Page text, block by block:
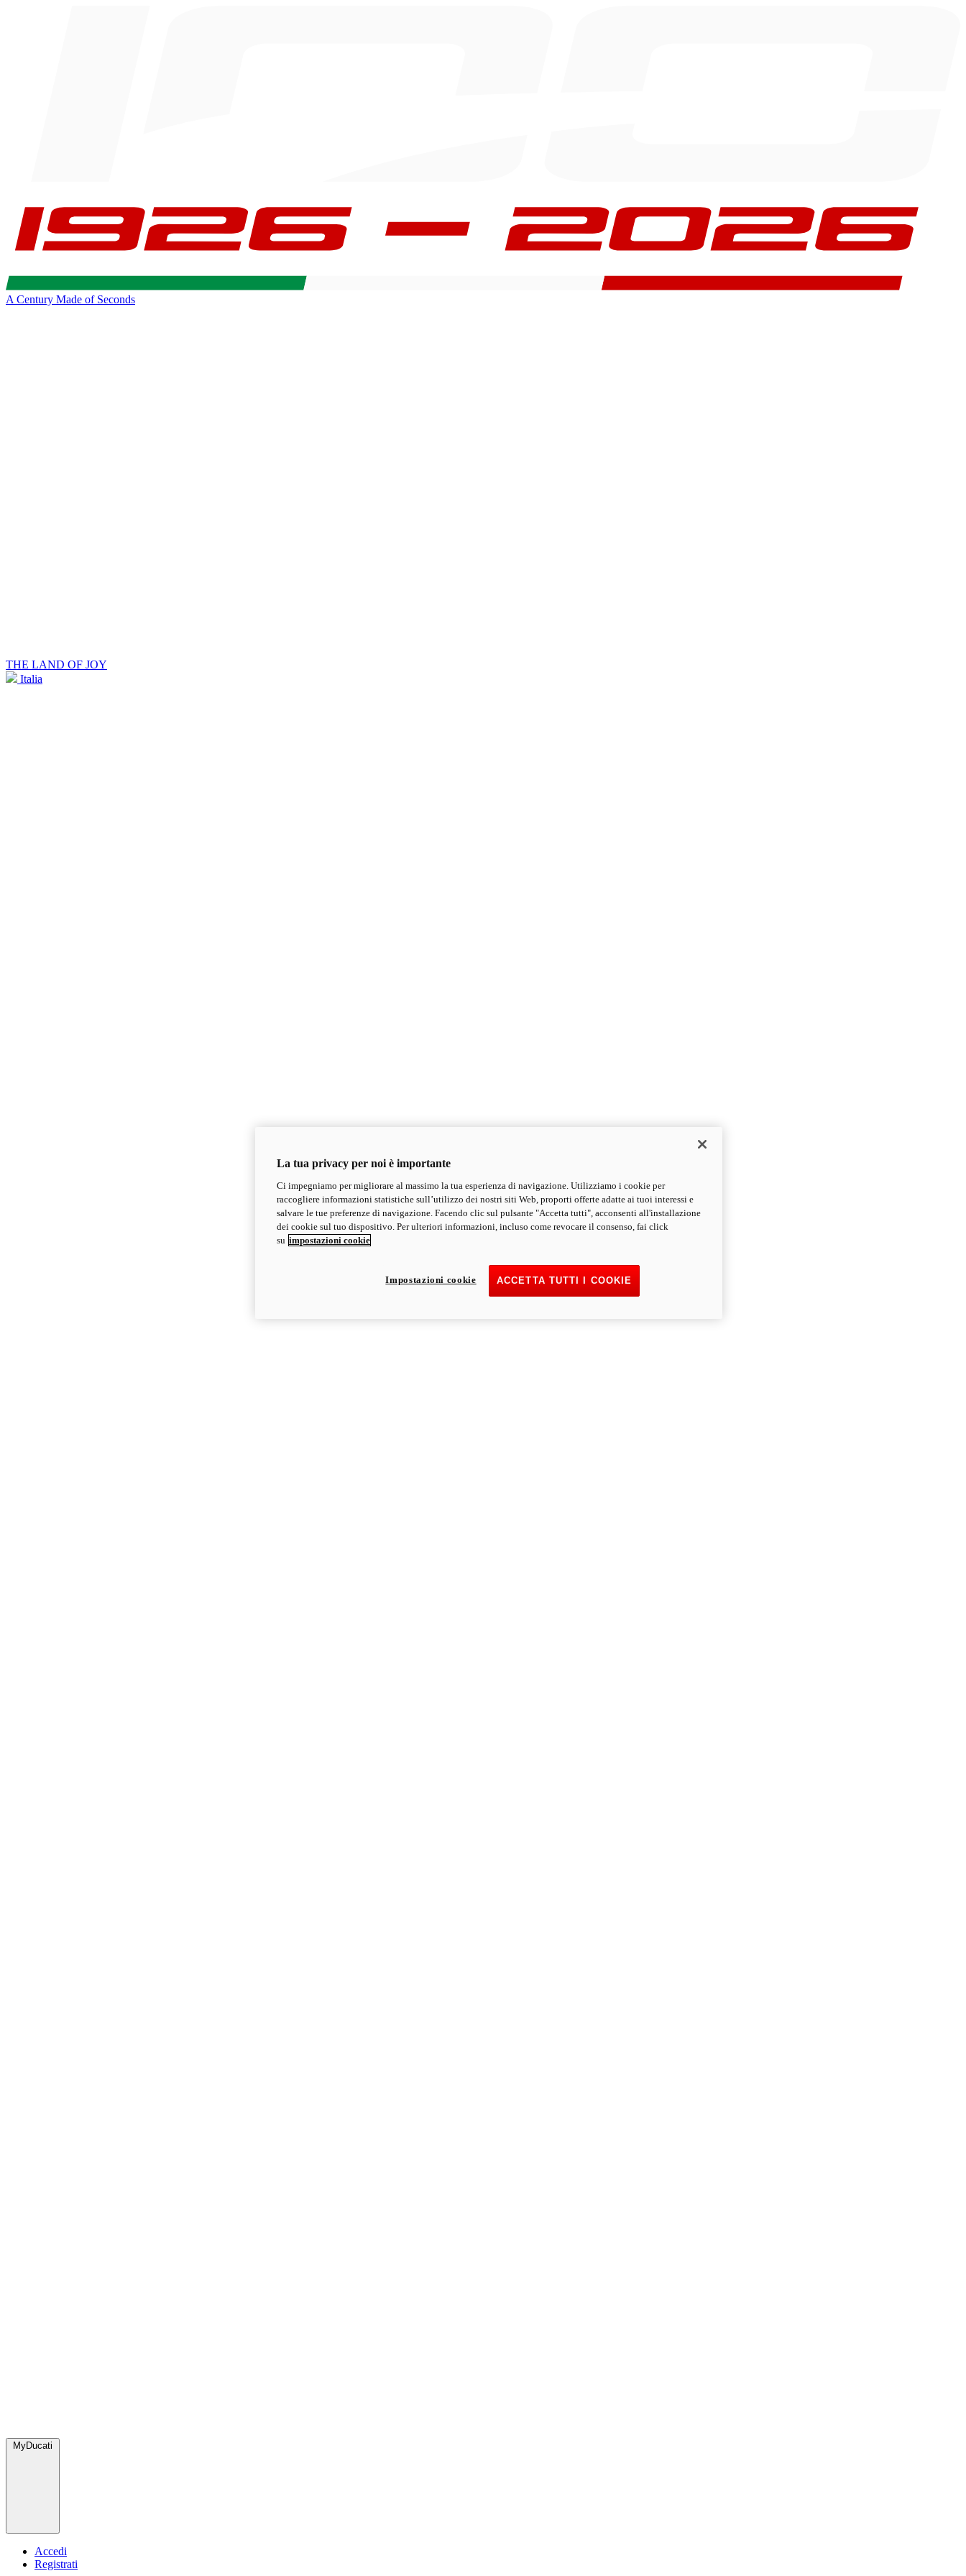
A Century Made of Seconds
THE LAND OF JOY
Italia
MyDucati
Accedi
Registrati
La tua privacy per noi è importante
Ci impegniamo per migliorare al massimo la tua esperienza di navigazione. Utilizziamo i cookie per
raccogliere informazioni statistiche sull’utilizzo dei nostri siti Web, proporti offerte adatte ai tuoi interessi e
salvare le tue preferenze di navigazione. Facendo clic sul pulsante "Accetta tutti", acconsenti all'installazione
dei cookie sul tuo dispositivo. Per ulteriori informazioni, incluso come revocare il consenso, fai click
su impostazioni cookie
ACCETTA TUTTI I COOKIE
Impostazioni cookie